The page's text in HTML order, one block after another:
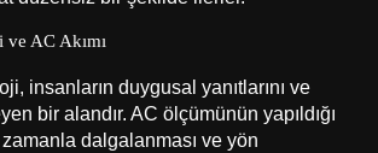
AC Akımı
insanların duygusal yanıtlarını ve
bir alandır. AC ölçümünün yapıldığı
zamanla dalgalanması ve yön